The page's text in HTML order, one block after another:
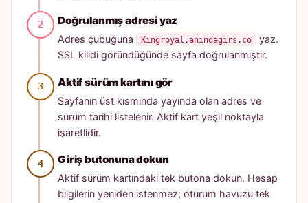
Doğrulanmış adresi yaz
Adres çubuğuna Kingroyal.anindagirs.co
yaz.
SSL kilidi göründüğünde sayfa doğrulanmıştır.
Aktif sürüm kartını gör
Sayfanın üst kısmında yayında olan adres ve
sürüm tarihi listelenir. Aktif kart yeşil noktayla
işaretlidir.
Giriş butonuna dokun
Aktif sürüm kartındaki tek butona dokun. Hesap
bilgilerin yeniden istenmez; oturum havuzu tek